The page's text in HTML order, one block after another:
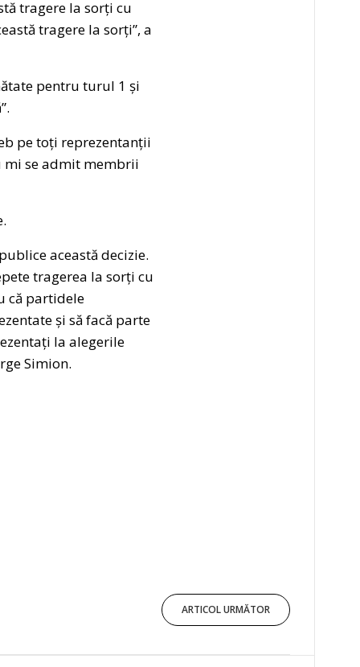
tragere la sorți cu
tragere la sorți”, a
pentru turul 1 și
pe toți reprezentanții
mi se admit membrii
această decizie.
tragerea la sorți cu
că partidele
și să facă parte
la alegerile
Simion.
ARTICOL URMĂTOR